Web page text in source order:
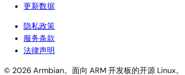
更新数据
隐私政策
服务条款
法律声明
© 2026 Armbian。面向 ARM 开发板的开源 Linux。